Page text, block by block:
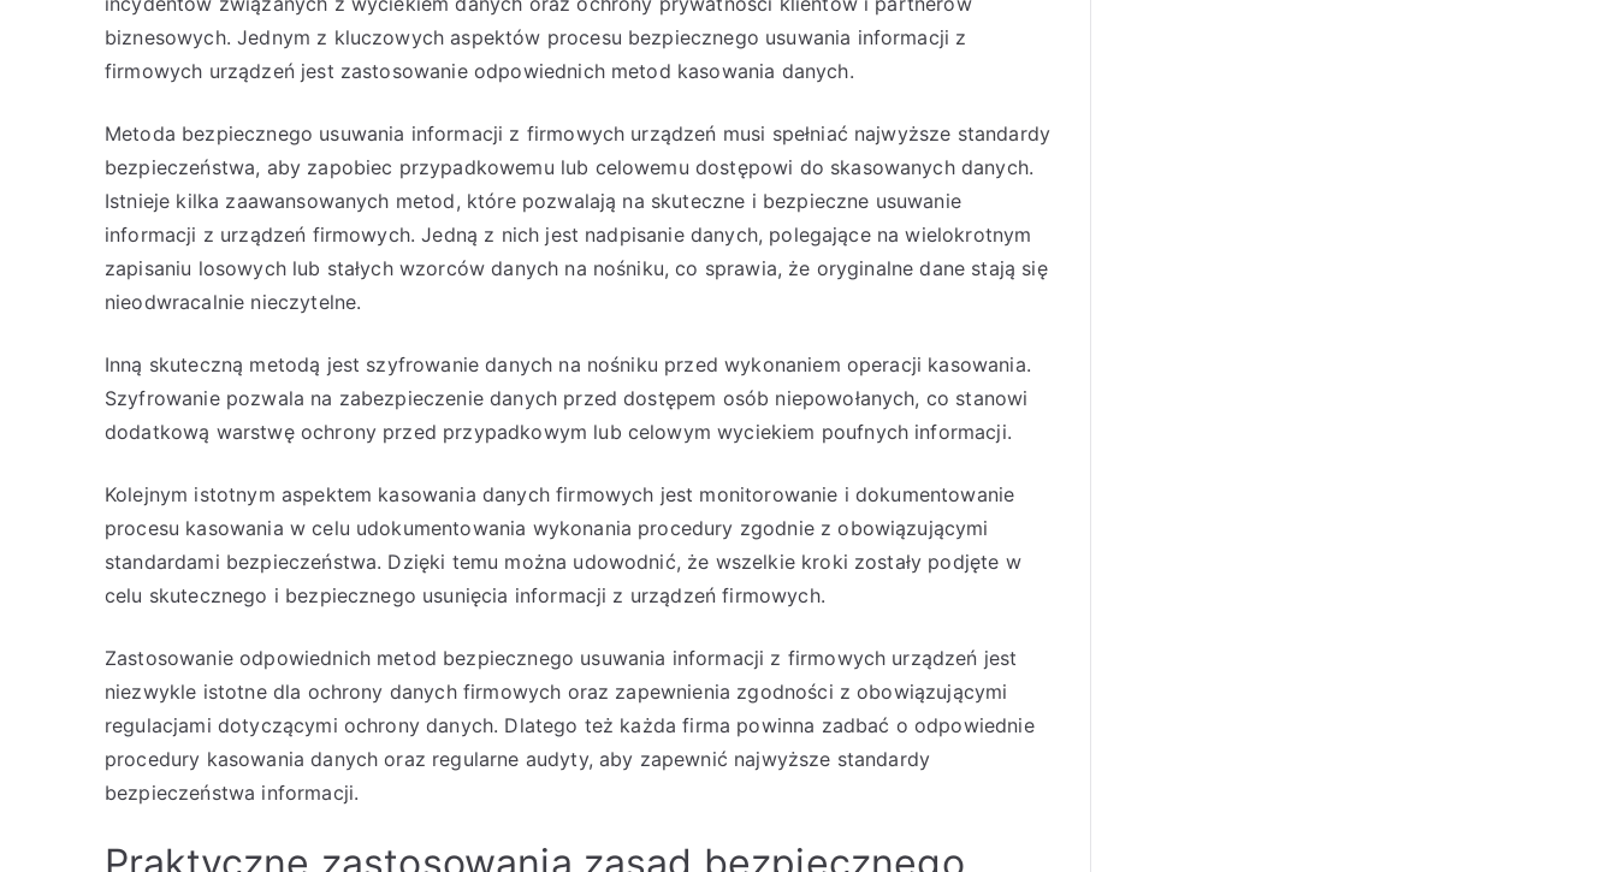
biznesowych. Jednym z kluczowych aspektów procesu bezpiecznego usuwania informacji z
firmowych urządzeń jest zastosowanie odpowiednich metod kasowania danych.
Metoda bezpiecznego usuwania informacji z firmowych urządzeń musi spełniać najwyższe standardy
bezpieczeństwa, aby zapobiec przypadkowemu lub celowemu dostępowi do skasowanych danych.
Istnieje kilka zaawansowanych metod, które pozwalają na skuteczne i bezpieczne usuwanie
informacji z urządzeń firmowych. Jedną z nich jest nadpisanie danych, polegające na wielokrotnym
zapisaniu losowych lub stałych wzorców danych na nośniku, co sprawia, że oryginalne dane stają się
nieodwracalnie nieczytelne.
Inną skuteczną metodą jest szyfrowanie danych na nośniku przed wykonaniem operacji kasowania.
Szyfrowanie pozwala na zabezpieczenie danych przed dostępem osób niepowołanych, co stanowi
dodatkową warstwę ochrony przed przypadkowym lub celowym wyciekiem poufnych informacji.
Kolejnym istotnym aspektem kasowania danych firmowych jest monitorowanie i dokumentowanie
procesu kasowania w celu udokumentowania wykonania procedury zgodnie z obowiązującymi
standardami bezpieczeństwa. Dzięki temu można udowodnić, że wszelkie kroki zostały podjęte w
celu skutecznego i bezpiecznego usunięcia informacji z urządzeń firmowych.
Zastosowanie odpowiednich metod bezpiecznego usuwania informacji z firmowych urządzeń jest
niezwykle istotne dla ochrony danych firmowych oraz zapewnienia zgodności z obowiązującymi
regulacjami dotyczącymi ochrony danych. Dlatego też każda firma powinna zadbać o odpowiednie
procedury kasowania danych oraz regularne audyty, aby zapewnić najwyższe standardy
bezpieczeństwa informacji.